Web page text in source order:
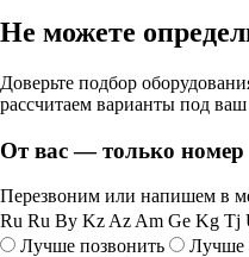
Не можете
Доверьте подбор
рассчитаем варианты под
От вас — только номер
Перезвоним или напишем в
Ru Ru By Kz Az Am Ge Kg Tj
Лучше позвонить
Лучше